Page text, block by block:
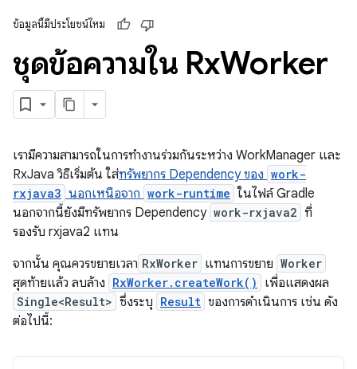
ข้อมูลนี้มีประโยชน์ไหม
ชุดข้อความใน RxWorker
เรามีความสามารถในการทำงานร่วมกันระหว่าง WorkManager และ
RxJava วิธีเริ่มต้น ใส่ทรัพยากร Dependency ของ work-
rxjava3 นอกเหนือจาก work-runtime ในไฟล์ Gradle
นอกจากนี้ยังมีทรัพยากร Dependency work-rxjava2 ที่
รองรับ rxjava2 แทน
จากนั้น คุณควรขยายเวลา RxWorker แทนการขยาย Worker
สุดท้ายแล้ว ลบล้าง RxWorker.createWork() เพื่อแสดงผล
Single<Result> ซึ่งระบุ Result ของการดำเนินการ เช่น ดัง
ต่อไปนี้: